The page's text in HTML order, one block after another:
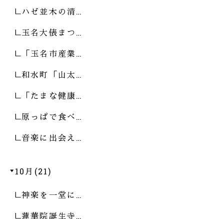
ハゼ並木の清…
玉名大俵まつ…
「玉名市産業…
和水町「山太…
「たまな健康…
原っぱで食べ…
音楽に出会え…
10月(21)
神楽を一堂に…
蓮華院誕生寺…